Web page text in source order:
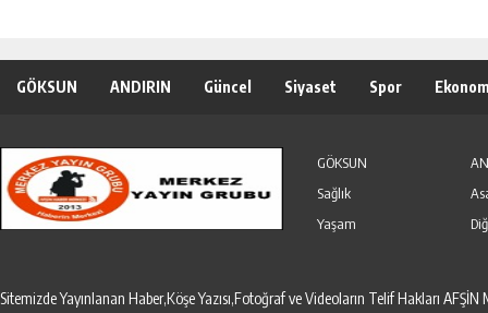
GÖKSUN ANDIRIN Güncel Siyaset Spor
GÖKSUN
Sağlık
Yaşam
Sitemizde Yayınlanan Haber,Köşe Yazısı,Fotoğraf ve Videoların Telif Hakları